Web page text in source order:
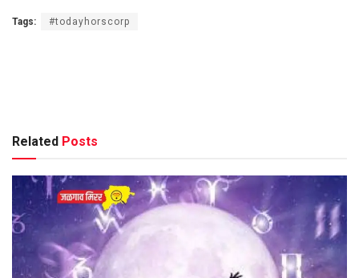
Tags: #todayhorscorp
Related Posts